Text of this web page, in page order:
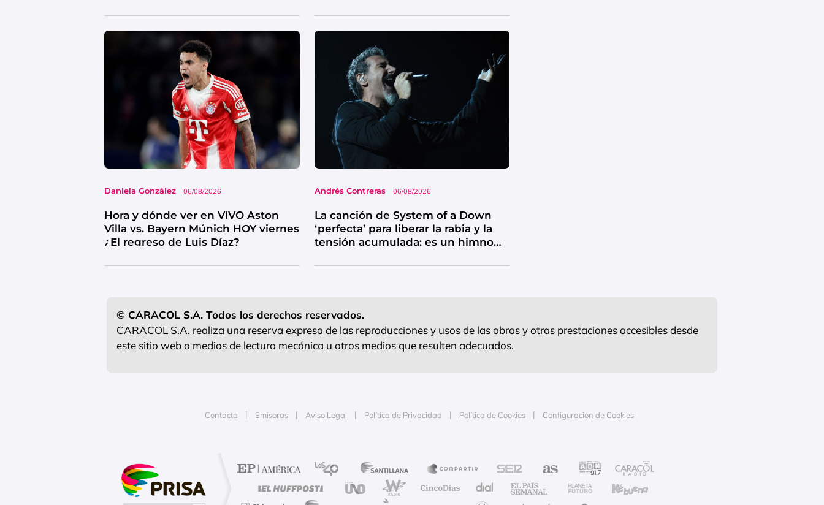
Daniela González 06/08/2026
Hora y dónde ver en VIVO Aston
Villa vs. Bayern Múnich HOY viernes
¿El regreso de Luis Díaz?
Andrés Contreras 06/08/2026
La canción de System of a Down
‘perfecta’ para liberar la rabia y la
tensión acumulada: es un himno
© CARACOL S.A. Todos los derechos reservados.
CARACOL S.A. realiza una reserva expresa de las reproducciones y usos de las obras y otras prestaciones accesibles desde
este sitio web a medios de lectura mecánica u otros medios que resulten adecuados.
Contacta Emisoras Aviso Legal Política de Privacidad Política de Cookies Configuración de Cookies